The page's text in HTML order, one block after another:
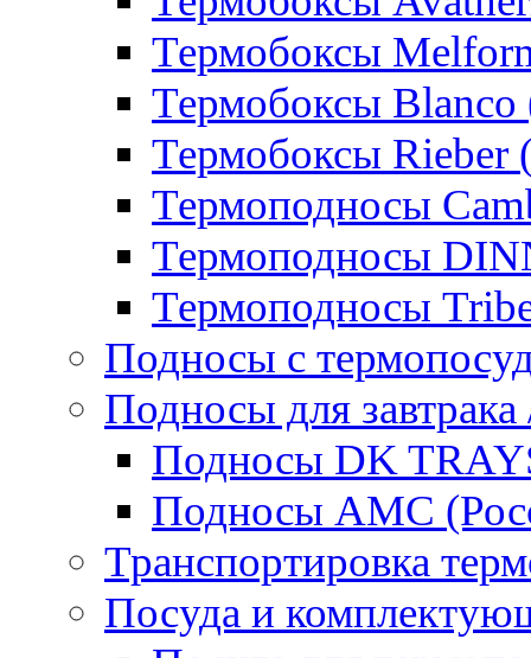
Термобоксы
Термобоксы Blanco
Термобоксы Rieber
Термоподносы
Термоподносы
Термоподносы
Подносы с
Подносы для завтрака
Подносы DK
Подносы AMC
Транспортировка
Посуда и